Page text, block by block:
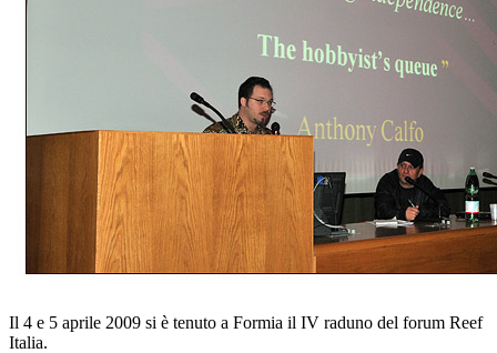
Il 4 e 5 aprile 2009 si è tenuto a Formia il IV raduno del forum Reef
Italia.